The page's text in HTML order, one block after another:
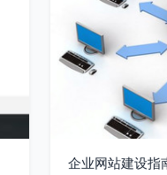
企业网站建设指